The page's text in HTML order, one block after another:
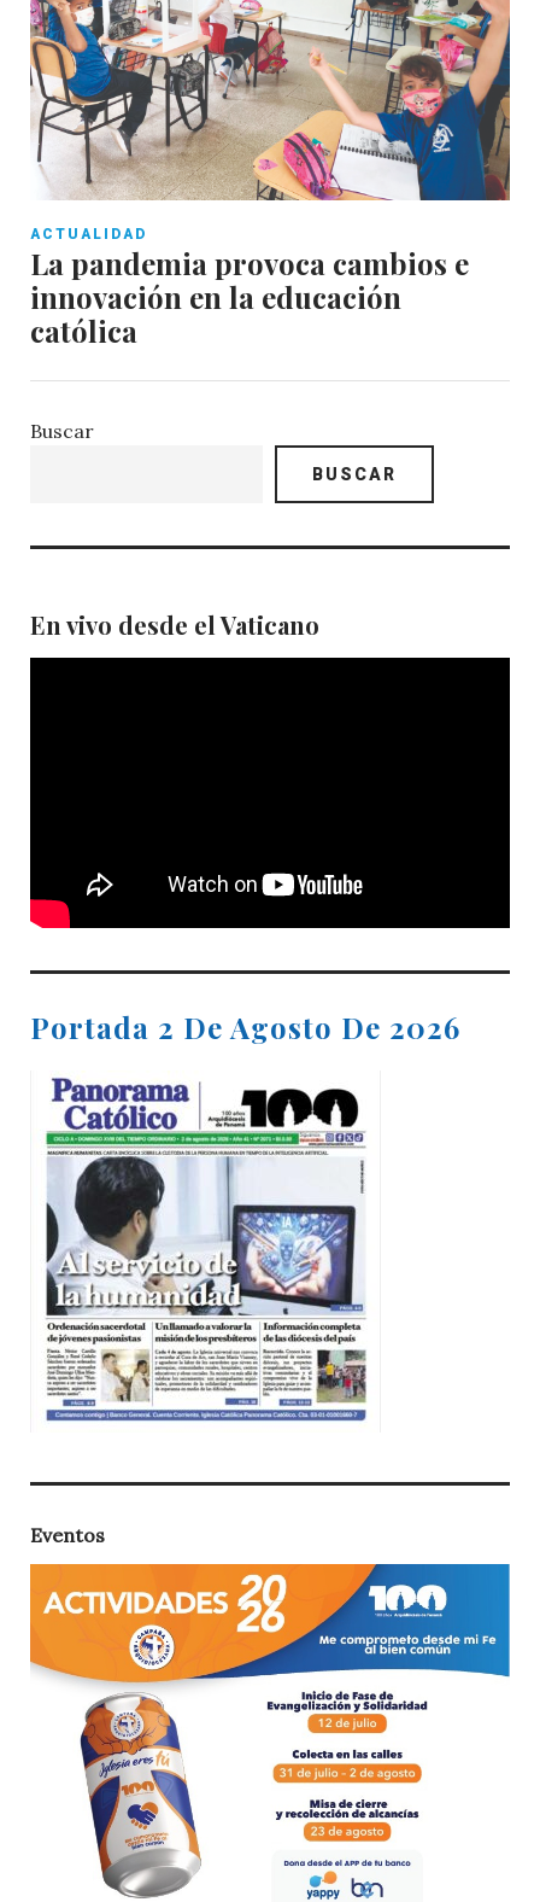
ACTUALIDAD
La pandemia provoca cambios e
innovación en la educación
católica
Buscar
BUSCAR
En vivo desde el Vaticano
Portada 2 De Agosto De 2026
Eventos